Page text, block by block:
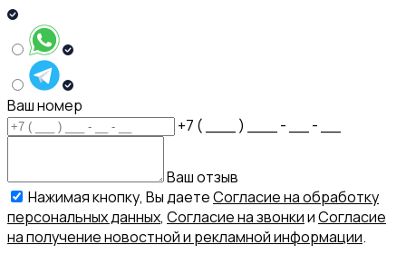
Ваш номер
+7 ( ___ ) ___ - __ - __
Ваш отзыв
Нажимая кнопку, Вы даетеСогласие на обработку
персональных данных, Согласие на звонкииСогласие
на получение новостной и рекламной информации.